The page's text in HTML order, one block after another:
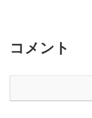
コメント